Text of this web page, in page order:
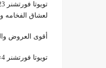
تويوتا فورتشنر 2023 مدينة نصر
لعشاق الفخامه
أقوى العروض
تويوتا فورتشنر 4×4 أحدث طراز للسياحة وخدمات رجال الأعمال والأوصياء ورحلات السفاري والألوان المتوفرة